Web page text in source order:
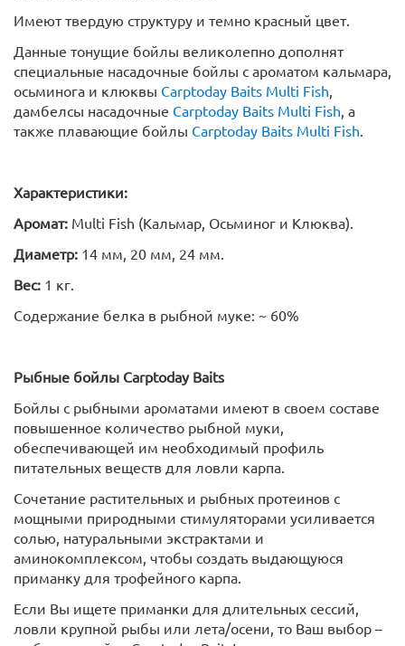
Имеют твердую структуру и темно красный цвет.
Данные тонущие бойлы великолепно дополнят
специальные насадочные бойлы с ароматом кальмара,
осьминога и клюквы Carptoday Baits Multi Fish,
дамбелсы насадочные Carptoday Baits Multi Fish, а
также плавающие бойлы Carptoday Baits Multi Fish.
Характеристики:
Аромат: Multi Fish (Кальмар, Осьминог и Клюква).
Диаметр: 14 мм, 20 мм, 24 мм.
Вес: 1 кг.
Содержание белка в рыбной муке: ~ 60%
Рыбные бойлы Carptoday Baits
Бойлы с рыбными ароматами имеют в своем составе
повышенное количество рыбной муки,
обеспечивающей им необходимый профиль
питательных веществ для ловли карпа.
Сочетание растительных и рыбных протеинов с
мощными природными стимуляторами усиливается
солью, натуральными экстрактами и
аминокомплексом, чтобы создать выдающуюся
приманку для трофейного карпа.
Если Вы ищете приманки для длительных сессий,
ловли крупной рыбы или лета/осени, то Ваш выбор –